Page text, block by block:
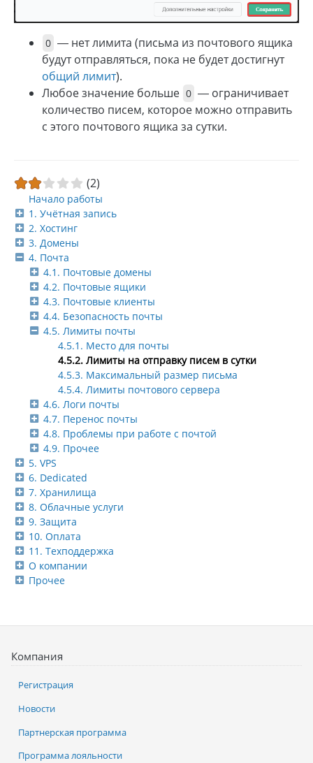
Начало работы
1. Учётная запись
2. Хостинг
3. Домены
4. Почта
4.1. Почтовые домены
4.2. Почтовые ящики
4.3. Почтовые клиенты
4.4. Безопасность почты
4.5. Лимиты почты
4.5.1. Место для почты
4.5.2. Лимиты на отправку писем в сутки
4.5.3. Максимальный размер письма
4.5.4. Лимиты почтового сервера
4.6. Логи почты
4.7. Перенос почты
4.8. Проблемы при работе с почтой
4.9. Прочее
5. VPS
6. Dedicated
7. Хранилища
8. Облачные услуги
9. Защита
10. Оплата
11. Техподдержка
О компании
Прочее
0 — нет лимита (письма из почтового ящика
будут отправляться, пока не будет достигнут
общий лимит).
Любое значение больше 0 — ограничивает
количество писем, которое можно отправить
с этого почтового ящика за сутки.
(2)
Компания
Регистрация
Новости
Партнерская программа
Программа лояльности